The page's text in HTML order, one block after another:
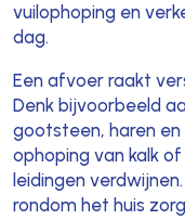
vuilophoping en
dag.
Een afvoer raakt
Denk bijvoorbeeld
gootsteen, haren
ophoping van kalk
leidingen
rondom het huis